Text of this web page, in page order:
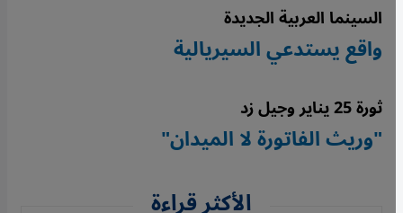
السينما العربية الجديدة
واقع يستدعي السيريالية
ثورة 25 يناير وجيل زد
"وريث الفاتورة لا الميدان"
الأكثر قراءة